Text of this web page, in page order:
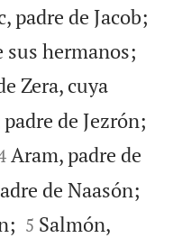
padre de Jacob;
sus hermanos;
Zera, cuya
de Jezrón;
Aram, padre de
de Naasón;


5 Salmón,